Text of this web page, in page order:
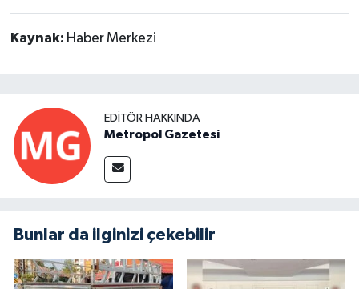
Kaynak: Haber Merkezi
EDITÖR HAKKINDA
Metropol Gazetesi
Bunlar da ilginizi çekebilir